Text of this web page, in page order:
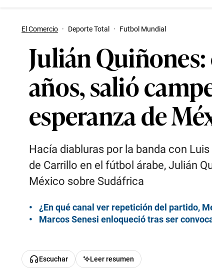
El Comercio · Deporte Total · Futbol Mundial
Julián
años, salió
esperanza de
Hacía diabluras por la banda con
de Carrillo en el fútbol árabe, Julián
México sobre Sudáfrica
¿En qué canal ver repetición del partido,
Marcos Senesi enloqueció tras ser
Escuchar Leer resumen